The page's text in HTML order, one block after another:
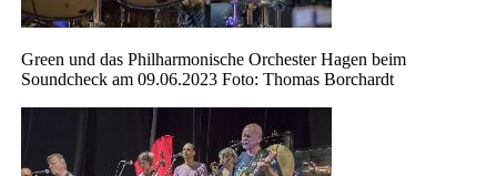
Green und das Philharmonische Orchester Hagen beim
Soundcheck am 09.06.2023 Foto: Thomas Borchardt